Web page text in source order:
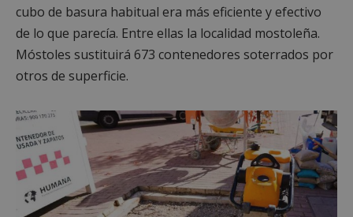
cubo de basura habitual era más eficiente y efectivo
de lo que parecía. Entre ellas la localidad mostoleña.
Móstoles sustituirá 673 contenedores soterrados por
otros de superficie.